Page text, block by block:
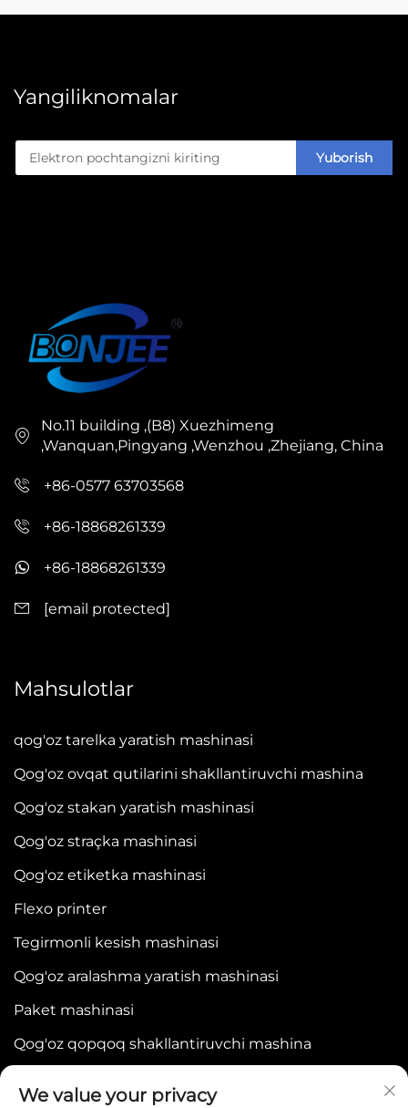
Yangiliknomalar
Yuborish
No.11 building ,(B8) Xuezhimeng
,Wanquan,Pingyang ,Wenzhou ,Zhejiang, China
+86-0577 63703568
+86-18868261339
+86-18868261339
[email protected]
Mahsulotlar
qog'oz tarelka yaratish mashinasi
Qog'oz ovqat qutilarini shakllantiruvchi mashina
Qog'oz stakan yaratish mashinasi
Qog'oz straçka mashinasi
Qog'oz etiketka mashinasi
Flexo printer
Tegirmonli kesish mashinasi
Qog'oz aralashma yaratish mashinasi
Paket mashinasi
Qog'oz qopqoq shakllantiruvchi mashina
We value your privacy